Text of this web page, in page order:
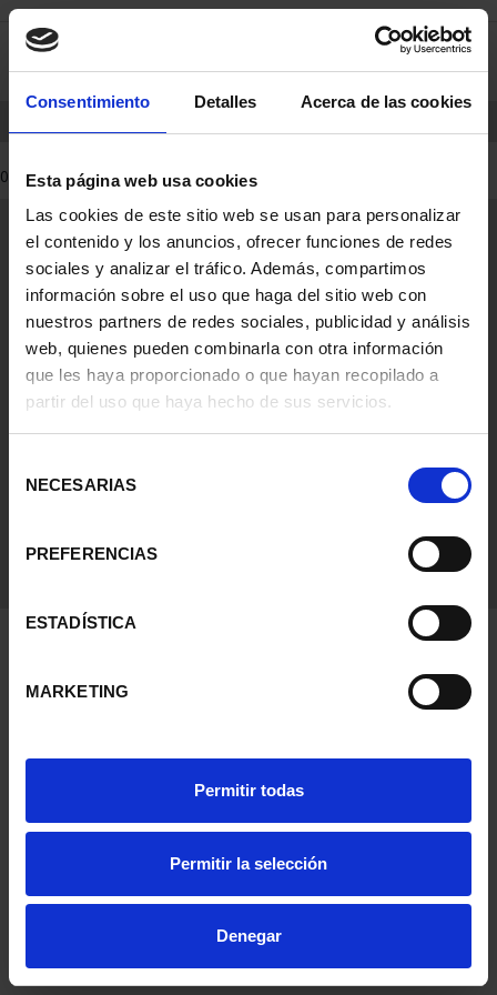
Consentimiento Detalles Acerca de las cookies
Esta página web usa cookies
Las cookies de este sitio web se usan para personalizar
el contenido y los anuncios, ofrecer funciones de redes
sociales y analizar el tráfico. Además, compartimos
información sobre el uso que haga del sitio web con
nuestros partners de redes sociales, publicidad y análisis
web, quienes pueden combinarla con otra información
que les haya proporcionado o que hayan recopilado a
partir del uso que haya hecho de sus servicios.
NECESARIAS
PREFERENCIAS
ESTADÍSTICA
MARKETING
Permitir todas
Permitir la selección
Denegar
saltar
contenido
Saltar
men
0
0 Productos encontrados
Información General
Contacto
Preguntas Frequentes (FAQs)
Aviso Legal
Condiciones Legales